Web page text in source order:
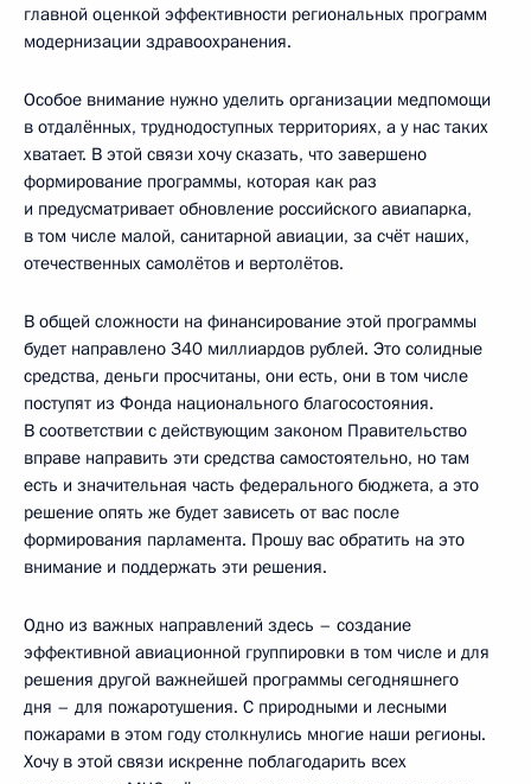
главной оценкой эффективности региональных программ
модернизации здравоохранения.
Особое внимание нужно уделить организации медпомощи
в отдалённых, труднодоступных территориях, а у нас таких
хватает. В этой связи хочу сказать, что завершено
формирование программы, которая как раз
и предусматривает обновление российского авиапарка,
в том числе малой, санитарной авиации, за счёт наших,
отечественных самолётов и вертолётов.
В общей сложности на финансирование этой программы
будет направлено 340 миллиардов рублей. Это солидные
средства, деньги просчитаны, они есть, они в том числе
поступят из Фонда национального благосостояния.
В соответствии с действующим законом Правительство
вправе направить эти средства самостоятельно, но там
есть и значительная часть федерального бюджета, а это
решение опять же будет зависеть от вас после
формирования парламента. Прошу вас обратить на это
внимание и поддержать эти решения.
Одно из важных направлений здесь – создание
эффективной авиационной группировки в том числе и для
решения другой важнейшей программы сегодняшнего
дня – для пожаротушения. С природными и лесными
пожарами в этом году столкнулись многие наши регионы.
Хочу в этой связи искренне поблагодарить всех